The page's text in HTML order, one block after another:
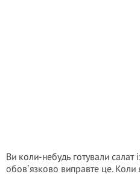
Ви коли-небудь готували салат
обовʼязково виправте це.